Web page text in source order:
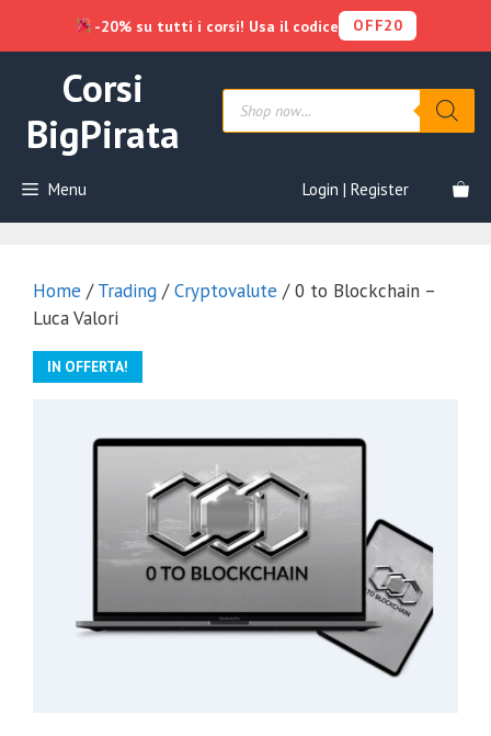
contenuto
Corsi
BigPirata
Products
search
Menu Login | Register
Home /Trading /Cryptovalute / 0 to Blockchain –
Luca Valori
IN OFFERTA!
-20% su tutti i corsi! Usa il codice OFF20